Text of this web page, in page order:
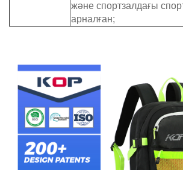
және спортзалдағы
арналған;